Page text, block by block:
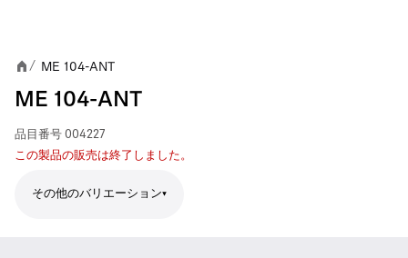
/ ME 104-ANT
ME 104-ANT
品目番号 004227
この製品の販売は終了しました。
その他のバリエーション